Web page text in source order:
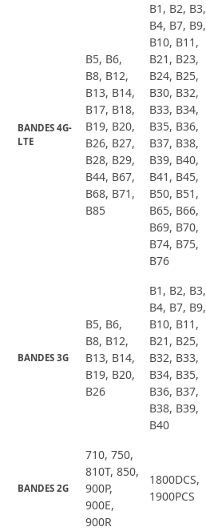
BANDES 4G-
LTE
B5, B6,
B8, B12,
B13, B14,
B17, B18,
B19, B20,
B26, B27,
B28, B29,
B44, B67,
B68, B71,
B85
B1, B2, B3,
B4, B7, B9,
B10, B11,
B21, B23,
B24, B25,
B30, B32,
B33, B34,
B35, B36,
B37, B38,
B39, B40,
B41, B45,
B50, B51,
B65, B66,
B69, B70,
B74, B75,
B76
BANDES 3G
B5, B6,
B8, B12,
B13, B14,
B19, B20,
B26
B1, B2, B3,
B4, B7, B9,
B10, B11,
B21, B25,
B32, B33,
B34, B35,
B36, B37,
B38, B39,
B40
BANDES 2G
710, 750,
810T, 850,
900P,
900E,
900R
1800DCS,
1900PCS